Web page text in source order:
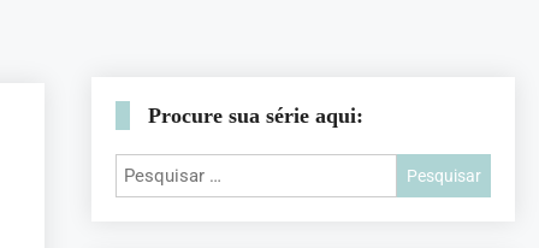
Procure sua série aqui: